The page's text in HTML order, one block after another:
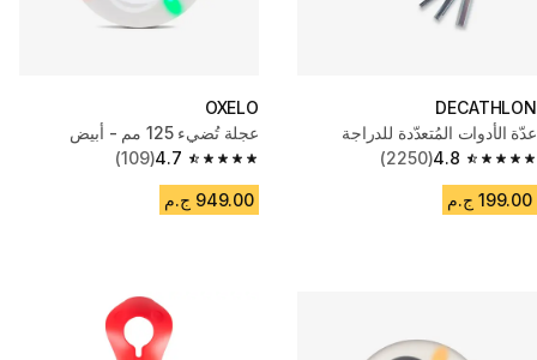
DECATHLON
عدّة الأدوات المُتعدّدة للدراجة
4.8
4.8 out of 5 stars from 2250 reviews
(2250)
199.00 ج.م
OXELO
عجلة تُضيء 125 مم - أبيض
4.7
4.7 out of 5 stars from 109 reviews
(109)
949.00 ج.م